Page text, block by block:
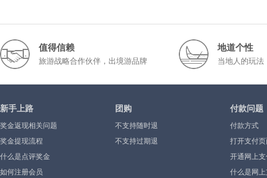
值得信赖
旅游战略合作伙伴，出境游品牌
地道个性
当地人的玩法
新手上路
奖金返现相关问题
奖金提现流程
什么是点评奖金
如何注册会员
团购
不支持随时退
不支持过期退
付款问题
付款方式
打开支付
示”或空白
开通网上
什么是网